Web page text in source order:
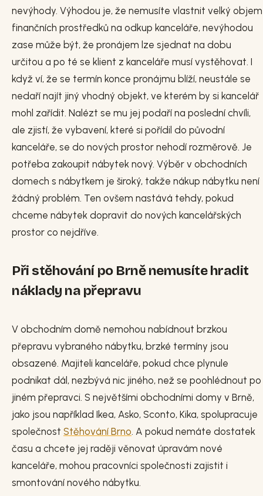
nevýhody. Výhodou je, že nemusíte vlastnit velký objem
finančních prostředků na odkup kanceláře, nevýhodou
zase může být, že pronájem lze sjednat na dobu
určitou a po té se klient z kanceláře musí vystěhovat. I
když ví, že se termín konce pronájmu blíží, neustále se
nedaří najít jiný vhodný objekt, ve kterém by si kancelář
mohl zařídit. Nalézt se mu jej podaří na poslední chvíli,
ale zjistí, že vybavení, které si pořídil do původní
kanceláře, se do nových prostor nehodí rozměrově. Je
potřeba zakoupit nábytek nový. Výběr v obchodních
domech s nábytkem je široký, takže nákup nábytku není
žádný problém. Ten ovšem nastává tehdy, pokud
chceme nábytek dopravit do nových kancelářských
prostor co nejdříve.
Při stěhování po Brně nemusíte hradit
náklady na přepravu
V obchodním domě nemohou nabídnout brzkou
přepravu vybraného nábytku, brzké termíny jsou
obsazené. Majiteli kanceláře, pokud chce plynule
podnikat dál, nezbývá nic jiného, než se poohlédnout po
jiném přepravci. S největšími obchodními domy v Brně,
jako jsou například Ikea, Asko, Sconto, Kika, spolupracuje
společnost Stěhování Brno. A pokud nemáte dostatek
času a chcete jej raději věnovat úpravám nové
kanceláře, mohou pracovníci společnosti zajistit i
smontování nového nábytku.